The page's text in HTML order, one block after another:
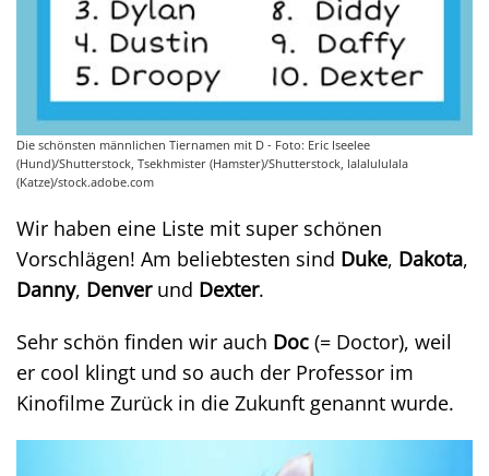
Die schönsten männlichen Tiernamen mit D - Foto: Eric Iseelee
(Hund)/Shutterstock, Tsekhmister (Hamster)/Shutterstock, lalalululala
(Katze)/stock.adobe.com
Wir haben eine Liste mit super schönen
Vorschlägen! Am beliebtesten sind Duke, Dakota,
Danny, Denverund Dexter.
Sehr schön finden wir auch Doc (= Doctor), weil
er cool klingt und so auch der Professor im
Kinofilme Zurück in die Zukunft genannt wurde.